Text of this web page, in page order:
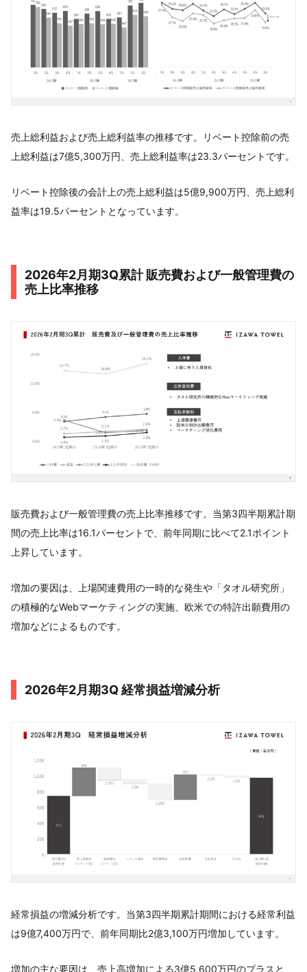
売上総利益および売上総利益率の推移です。リベート控除前の売
上総利益は7億5,300万円、売上総利益率は23.3パーセントです。
リベート控除後の会計上の売上総利益は5億9,900万円、売上総利
益率は19.5パーセントとなっています。
2026年2月期3Q累計 販売費および一般管理費の
売上比率推移
販売費および一般管理費の売上比率推移です。当第3四半期累計期
間の売上比率は16.1パーセントで、前年同期に比べて2.1ポイント
上昇しています。
増加の要因は、上場関連費用の一時的な発生や「タオル研究所」
の積極的なWebマーケティングの実施、欧米での特許出願費用の
増加などによるものです。
2026年2月期3Q 経常損益増減分析
経常損益の増減分析です。当第3四半期累計期間における経常利益
は9億7,400万円で、前年同期比2億3,100万円増加しています。
増加の主な要因は、売上高増加による3億5,600万円のプラスと、